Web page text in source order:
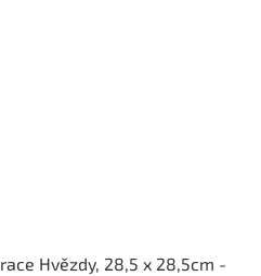
Hvězdy, 28,5 x 28,5cm -